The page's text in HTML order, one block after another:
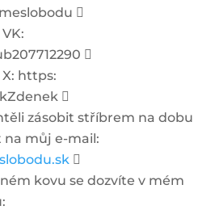


https:

zásobit stříbrem na dobu
na můj e-mail:

kovu se dozvíte v mém